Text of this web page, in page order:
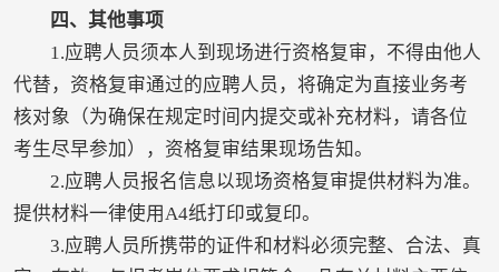
四、其他事项
1.应聘人员须本人到现场进行资格复审，不得由他人
代替，资格复审通过的应聘人员，将确定为直接业务考
核对象（为确保在规定时间内提交或补充材料，请各位
考生尽早参加），资格复审结果现场告知。
2.应聘人员报名信息以现场资格复审提供材料为准。
提供材料一律使用A4纸打印或复印。
3.应聘人员所携带的证件和材料必须完整、合法、真